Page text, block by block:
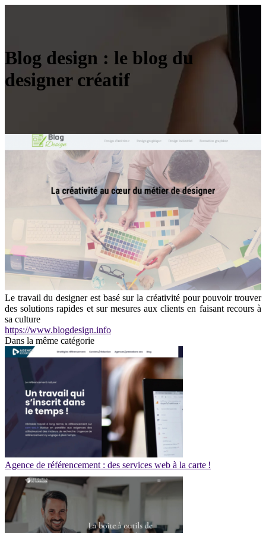
Blog design : le blog du
designer créatif
Le travail du designer est basé sur la créativité pour pouvoir trouver
des solutions rapides et sur mesures aux clients en faisant recours à
sa culture
https://www.blogdesign.info
Dans la même catégorie
Agence de référencement : des services web à la carte !